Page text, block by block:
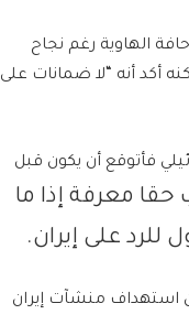
الهاوية رغم نجاح
أكد أنه “لا ضمانات على
فأتوقع أن يكون قبل
حقا معرفة إذا ما
على إيران.
استهداف منشآت إيران